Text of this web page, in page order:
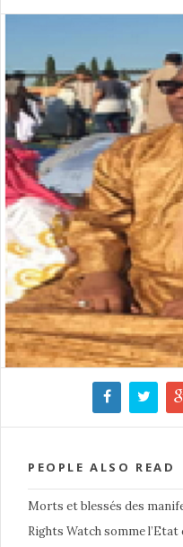
PEOPLE ALSO READ
Morts et blessés des
Rights Watch somme